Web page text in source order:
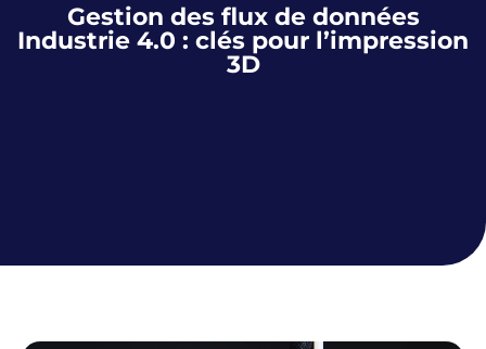
Gestion des flux de données
Industrie 4.0 : clés pour l’impression
3D